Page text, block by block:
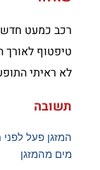
טיפטוף לאורך
לא ראיתי
תשובה
המזגן פעל לפני
מים מהמזגן